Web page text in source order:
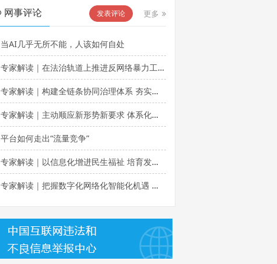
网事评论 发表评论 更多
当AI几乎无所不能，人该如何自处
专家解读｜在法治轨道上推进反网络暴力工作行稳致远
专家解读｜构建全链条协同治理体系 夯实反网络暴力法律制度基础
专家解读｜主动顺应新形势新要求 体系化深层次推进信息化发展
平台如何走出“流量竞争”
专家解读｜以信息化增进民生福祉 培育发展新动能——从公众和企业视角看2025年我国信息化发展特点
专家解读｜把握数字化网络化智能化机遇 开创信息化创新发展新局面